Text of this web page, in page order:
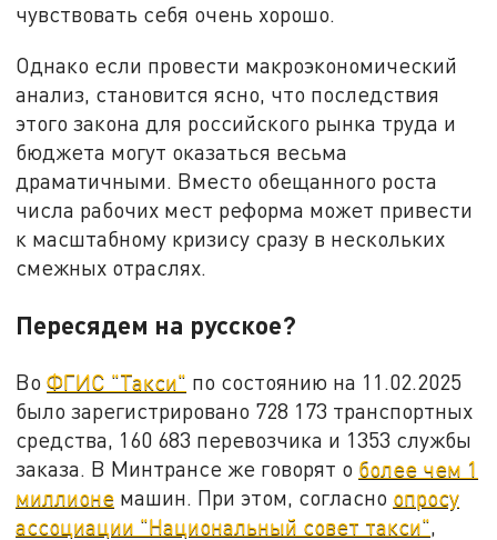
чувствовать себя очень хорошо.
Однако если провести макроэкономический
анализ, становится ясно, что последствия
этого закона для российского рынка труда и
бюджета могут оказаться весьма
драматичными. Вместо обещанного роста
числа рабочих мест реформа может привести
к масштабному кризису сразу в нескольких
смежных отраслях.
Пересядем на русское?
ВоФГИС "Такси" по состоянию на 11.02.2025
было зарегистрировано 728 173 транспортных
средства, 160 683 перевозчика и 1353 службы
заказа. В Минтрансе же говорят о более чем 1
миллионе машин. При этом, согласно опросу
ассоциации "Национальный совет такси",